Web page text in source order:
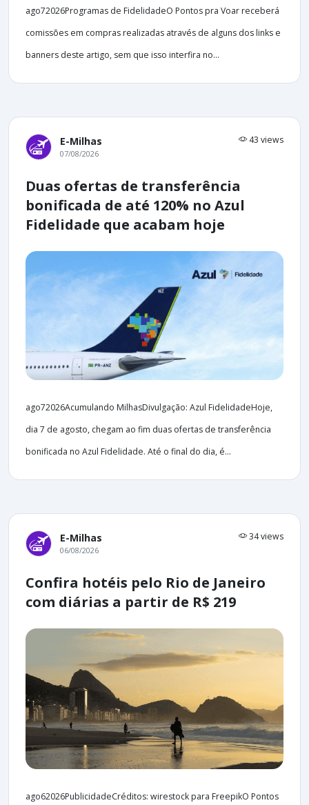
ago72026Programas de FidelidadeO Pontos pra Voar receberá
comissões em compras realizadas através de alguns dos links e
banners deste artigo, sem que isso interfira no...
E-Milhas 43 views
07/08/2026
Duas ofertas de transferência
bonificada de até 120% no Azul
Fidelidade que acabam hoje
ago72026Acumulando MilhasDivulgação: Azul FidelidadeHoje,
dia 7 de agosto, chegam ao fim duas ofertas de transferência
bonificada no Azul Fidelidade. Até o final do dia, é...
E-Milhas 34 views
06/08/2026
Confira hotéis pelo Rio de Janeiro
com diárias a partir de R$ 219
ago62026PublicidadeCréditos: wirestock para FreepikO Pontos